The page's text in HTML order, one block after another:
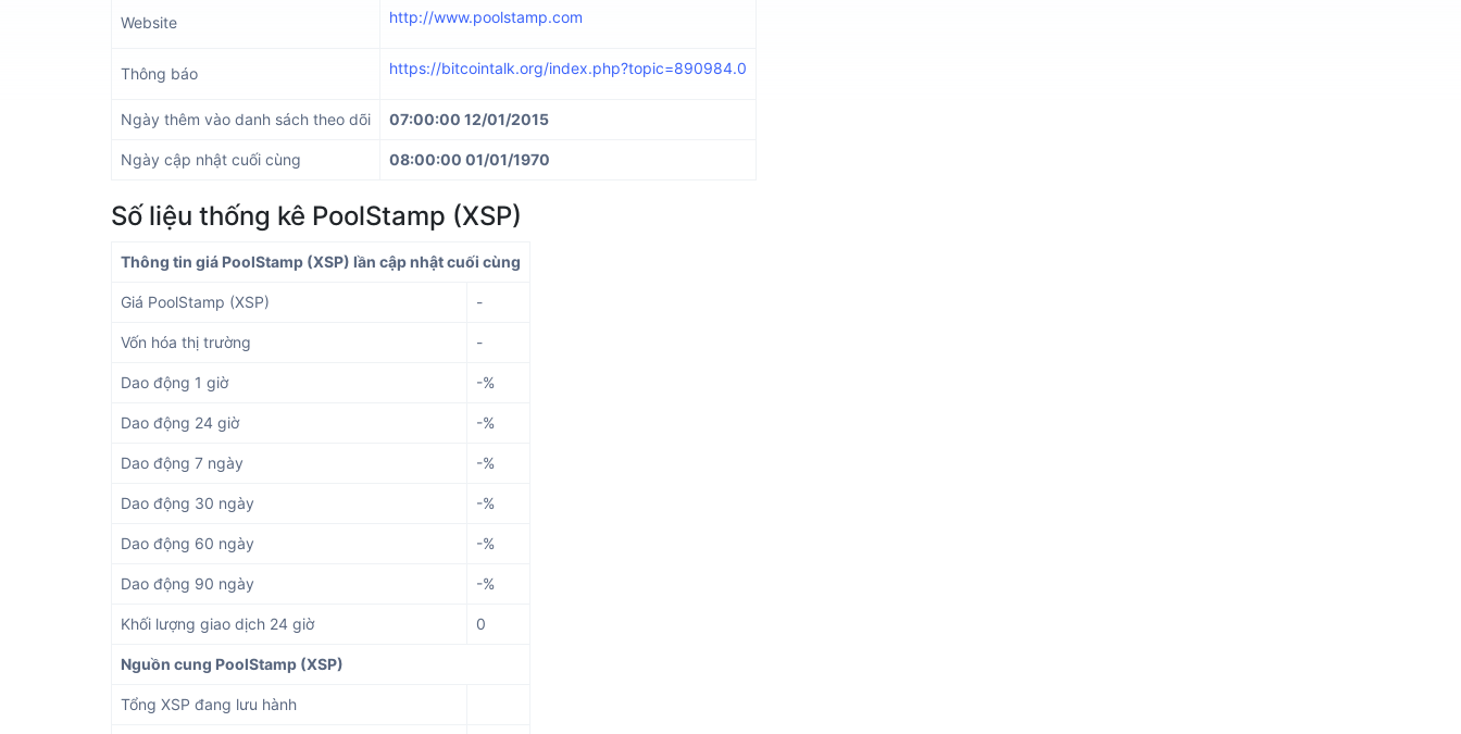
Website http://www.poolstamp.com
Thông báo https://bitcointalk.org/index.php?topic=890984.0
Ngày thêm vào danh sách theo dõi 07:00:00 12/01/2015
Ngày cập nhật cuối cùng 08:00:00 01/01/1970
Số liệu thống kê PoolStamp (XSP)
Thông tin giá PoolStamp (XSP) lần cập nhật cuối cùng
Giá PoolStamp (XSP) -
Vốn hóa thị trường -
Dao động 1 giờ -%
Dao động 24 giờ -%
Dao động 7 ngày -%
Dao động 30 ngày -%
Dao động 60 ngày -%
Dao động 90 ngày -%
Khối lượng giao dịch 24 giờ 0
Nguồn cung PoolStamp (XSP)
Tổng XSP đang lưu hành